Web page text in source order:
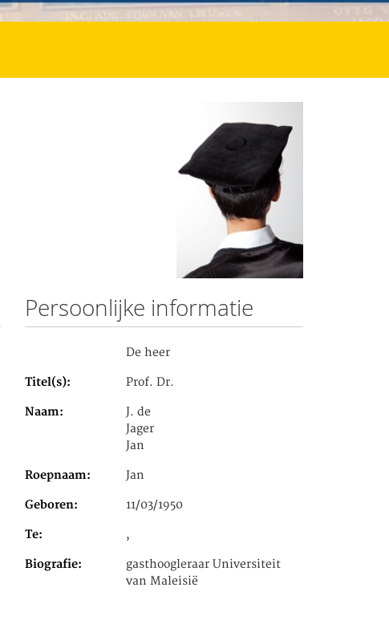
Persoonlijke informatie
De heer
Titel(s) Prof. Dr.
Naam
J. de
Jager
Jan
Roepnaam Jan
Geboren 11/03/1950
Te ,
Biografie
gasthoogleraar Universiteit
van Maleisië